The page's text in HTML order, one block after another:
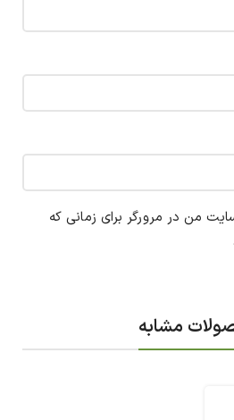
من در مرورگر برای زمانی که
مشابه